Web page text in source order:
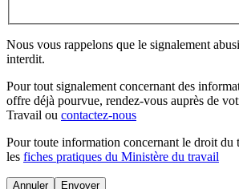
Nous vous rappelons que le signalement
interdit.
Pour tout signalement concernant des
offre déjà pourvue, rendez-vous auprès de
Travail ou contactez-nous
Pour toute information concernant le droit du
les fiches pratiques du Ministère du travail
Annuler